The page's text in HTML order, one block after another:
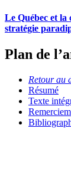
Le Québec et
stratégie
Plan de
Retour au
Résumé
Texte